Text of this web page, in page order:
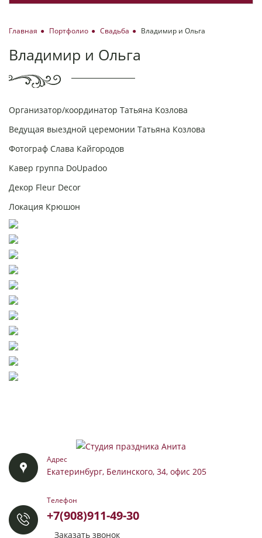
Главная Портфолио Свадьба Владимир и Ольга
Владимир и Ольга
Организатор/координатор Татьяна Козлова
Ведущая выездной церемонии Татьяна Козлова
Фотограф Слава Кайгородов
Кавер группа DoUpadoo
Декор Fleur Decor
Локация Крюшон
Адрес
Екатеринбург, Белинского, 34, офис 205
Телефон
+7(908)911-49-30
Заказать звонок